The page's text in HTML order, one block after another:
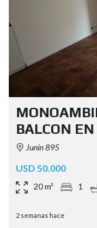
BALCON
Junin 895
USD 50.000
20 m² 1
2 semanas hace